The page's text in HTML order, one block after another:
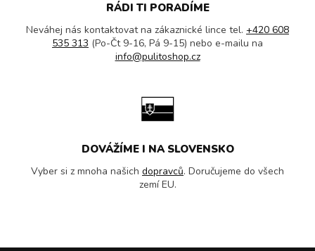
RÁDI TI PORADÍME
Neváhej nás kontaktovat na zákaznické lince tel. +420 608
535 313 (Po-Čt 9-16, Pá 9-15) nebo e-mailu na
info@pulitoshop.cz
DOVÁŽÍME I NA SLOVENSKO
Vyber si z mnoha našich dopravců. Doručujeme do všech
zemí EU.